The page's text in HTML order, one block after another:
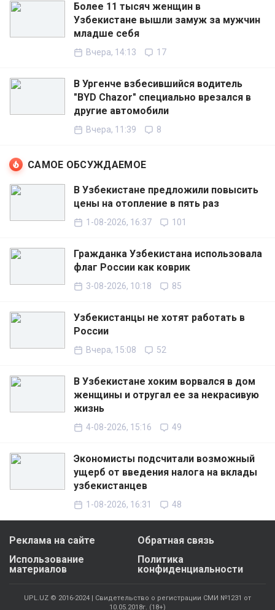
Более 11 тысяч женщин в
Узбекистане вышли замуж за мужчин
младше себя
Вчера, 14:13 17
В Ургенче взбесившийся водитель
"BYD Chazor" специально врезался в
другие автомобили
Вчера, 11:39 8
САМОЕ ОБСУЖДАЕМОЕ
В Узбекистане предложили повысить
цены на отопление в пять раз
1-08-2026, 16:37 101
Гражданка Узбекистана использовала
флаг России как коврик
3-08-2026, 10:18 85
Узбекистанцы не хотят работать в
России
Вчера, 15:08 52
В Узбекистане хоким ворвался в дом
женщины и отругал ее за некрасивую
жизнь
4-08-2026, 15:16 49
Экономисты подсчитали возможный
ущерб от введения налога на вклады
узбекистанцев
1-08-2026, 16:31 48
Реклама на сайте
Обратная связь
Использование
материалов
Политика
конфиденциальности
UPL.UZ © 2016-2024 | Свидетельство о регистрации СМИ №1231 от
10.05.2018г. (18+)